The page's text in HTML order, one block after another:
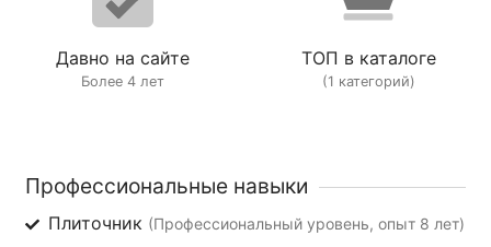
Давно на сайте
Более 4 лет
ТОП в каталоге
(1 категорий)
Профессиональные навыки
Плиточник (Профессиональный уровень, опыт 8 лет)